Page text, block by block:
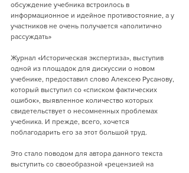
обсуждение учебника встроилось в
информационное и идейное противостояние, а у
участников не очень получается «аполитично
рассуждать»
Журнал «Историческая экспертиза», выступив
одной из площадок для дискуссии о новом
учебнике, предоставил слово Алексею Русанову,
который выступил со «списком фактических
ошибок», выявленное количество которых
свидетельствует о несомненных проблемах
учебника. И прежде, всего, хочется
поблагодарить его за этот большой труд.
Это стало поводом для автора данного текста
выступить со своеобразной «рецензией на